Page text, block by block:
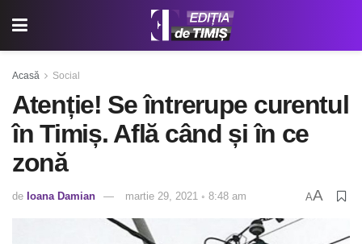
Acasă Social
Atenție! Se întrerupe curentul
în Timiș. Află când și în ce
zonă
de Ioana Damian martie 29, 2021 ◦ 8:48 am AA